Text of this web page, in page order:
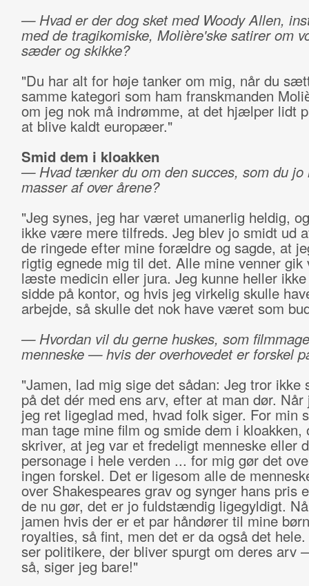
— Hvad er der dog sket med Woody Allen,
med de tragikomiske, Molière'ske satirer om
sæder og skikke?
"Du har alt for høje tanker om mig, når du
samme kategori som ham franskmanden
om jeg nok må indrømme, at det hjælper lidt
at blive kaldt europæer."
Smid dem i kloakken
— Hvad tænker du om den succes, som du jo
masser af over årene?
"Jeg synes, jeg har været umanerlig heldig,
ikke være mere tilfreds. Jeg blev jo smidt ud
de ringede efter mine forældre og sagde, at
rigtig egnede mig til det. Alle mine venner gik
læste medicin eller jura. Jeg kunne heller
sidde på kontor, og hvis jeg virkelig skulle
arbejde, så skulle det nok have været som
— Hvordan vil du gerne huskes, som
menneske — hvis der overhovedet er forskel
"Jamen, lad mig sige det sådan: Jeg tror ikke
på det dér med ens arv, efter at man dør. Når
jeg ret ligeglad med, hvad folk siger. For min
man tage mine film og smide dem i kloakken,
skriver, at jeg var et fredeligt menneske eller
personage i hele verden ... for mig gør det
ingen forskel. Det er ligesom alle de
over Shakespeares grav og synger hans pris
de nu gør, det er jo fuldstændig ligegyldigt.
jamen hvis der er et par håndører til mine
royalties, så fint, men det er da også det
ser politikere, der bliver spurgt om deres arv
så, siger jeg bare!"